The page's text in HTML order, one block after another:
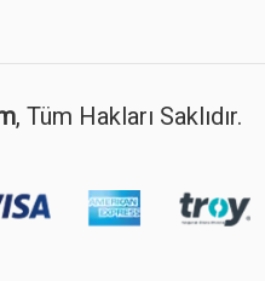
, Tüm Hakları Saklıdır.